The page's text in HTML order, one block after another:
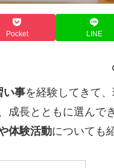
Pocket LINE
い事を経験してきて
成長とともに選んで
体験活動についても